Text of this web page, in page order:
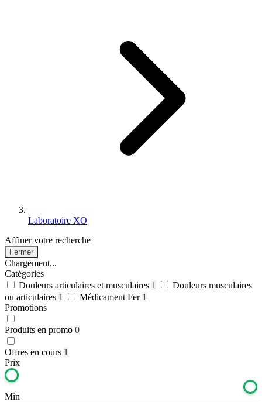
Laboratoire XO
Affiner votre recherche
Fermer
Chargement...
Catégories
Douleurs articulaires et musculaires 1
Douleurs musculaires
ou articulaires 1 Médicament Fer 1
Promotions
Produits en promo 0
Offres en cours 1
Prix
Min